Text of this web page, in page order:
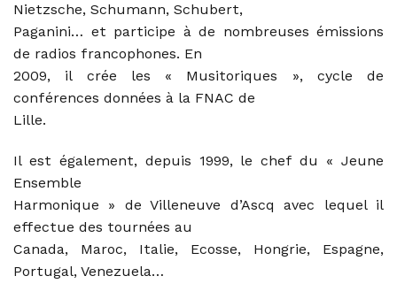
Nietzsche, Schumann, Schubert,
Paganini… et participe à de nombreuses émissions
de radios francophones. En
2009, il crée les « Musitoriques », cycle de
conférences données à la FNAC de
Lille.
Il est également, depuis 1999, le chef du « Jeune
Ensemble
Harmonique » de Villeneuve d’Ascq avec lequel il
effectue des tournées au
Canada, Maroc, Italie, Ecosse, Hongrie, Espagne,
Portugal, Venezuela…